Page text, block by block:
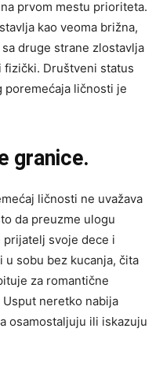
prvom mestu prioriteta.
kao veoma brižna,
druge strane zlostavlja
fizički. Društveni status
poremećaja ličnosti je
granice.
ličnosti ne uvažava
da preuzme ulogu
svoje dece i
u sobu bez kucanja, čita
za romantične
neretko nabija
osamostaljuju ili iskazuju